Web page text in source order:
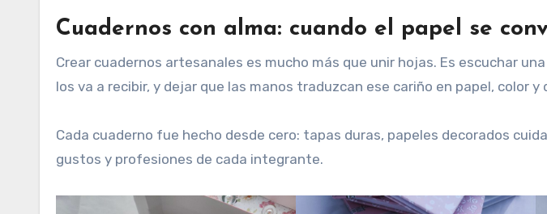
Cuadernos con alma: cuando el papel se
Crear cuadernos artesanales es mucho más que unir hojas. Es escuchar
los va a recibir, y dejar que las manos traduzcan ese cariño en papel, color y
Cada cuaderno fue hecho desde cero: tapas duras, papeles decorados
gustos y profesiones de cada integrante.